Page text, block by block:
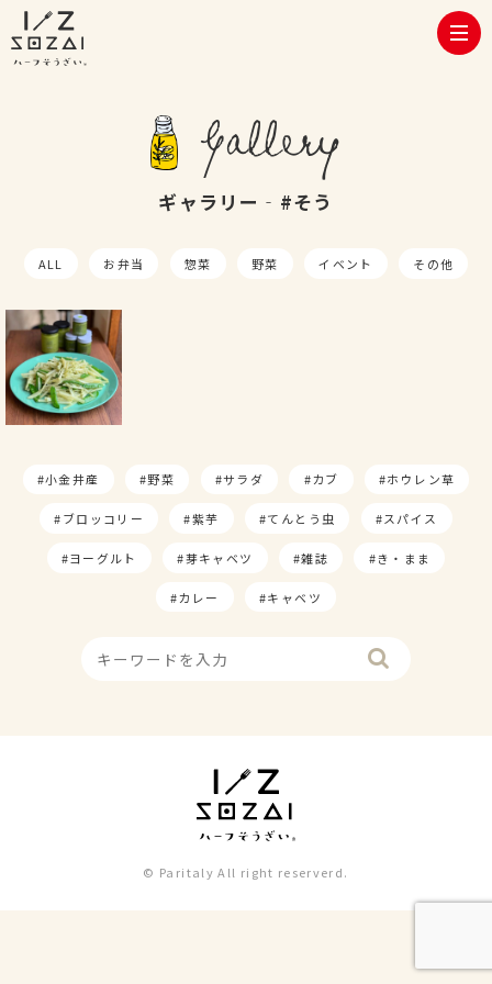
Gallery
ギャラリー‐#そう
ALL お弁当 惣菜 野菜 イベント その他
小金井産 野菜 サラダ カブ ホウレン草
ブロッコリー 紫芋 てんとう虫 スパイス
ヨーグルト 芽キャベツ 雑誌 き・まま
カレー キャベツ
© Paritaly All right reserverd.